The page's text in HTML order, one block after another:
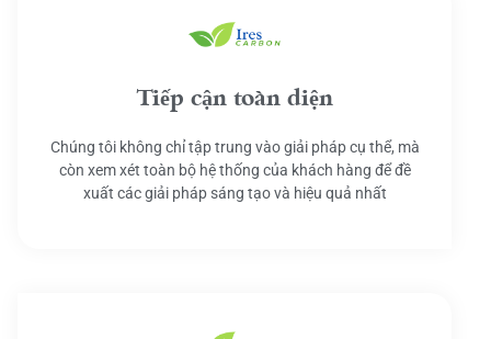
Tiếp cận toàn diện
Chúng tôi không chỉ tập trung vào giải pháp cụ thể, mà
còn xem xét toàn bộ hệ thống của khách hàng để đề
xuất các giải pháp sáng tạo và hiệu quả nhất